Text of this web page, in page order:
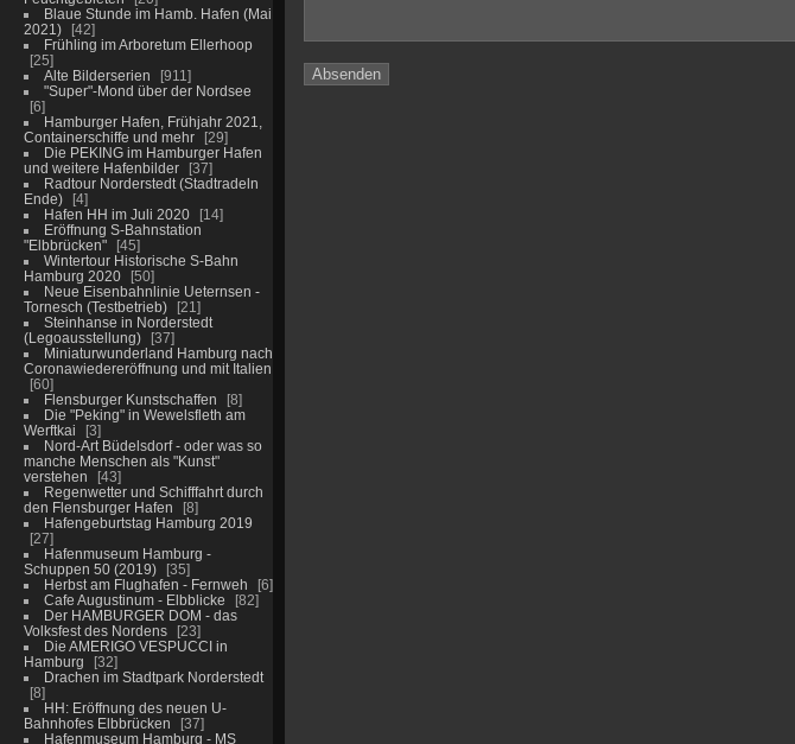
Blaue Stunde im Hamb. Hafen (Mai
2021)
42
Frühling im Arboretum Ellerhoop
25
Alte Bilderserien
911
"Super"-Mond über der Nordsee
6
Hamburger Hafen, Frühjahr 2021,
Containerschiffe und mehr
29
Die PEKING im Hamburger Hafen
und weitere Hafenbilder
37
Radtour Norderstedt (Stadtradeln
Ende)
4
Hafen HH im Juli 2020
14
Eröffnung S-Bahnstation
"Elbbrücken"
45
Wintertour Historische S-Bahn
Hamburg 2020
50
Neue Eisenbahnlinie Ueternsen -
Tornesch (Testbetrieb)
21
Steinhanse in Norderstedt
(Legoausstellung)
37
Miniaturwunderland Hamburg nach
Coronawiedereröffnung und mit Italien
60
Flensburger Kunstschaffen
8
Die "Peking" in Wewelsfleth am
Werftkai
3
Nord-Art Büdelsdorf - oder was so
manche Menschen als "Kunst"
verstehen
43
Regenwetter und Schifffahrt durch
den Flensburger Hafen
8
Hafengeburtstag Hamburg 2019
27
Hafenmuseum Hamburg -
Schuppen 50 (2019)
35
Herbst am Flughafen - Fernweh
6
Cafe Augustinum - Elbblicke
82
Der HAMBURGER DOM - das
Volksfest des Nordens
23
Die AMERIGO VESPUCCI in
Hamburg
32
Drachen im Stadtpark Norderstedt
8
HH: Eröffnung des neuen U-
Bahnhofes Elbbrücken
37
Hafenmuseum Hamburg - MS